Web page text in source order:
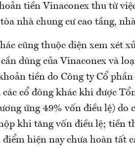
tiền Vinaconex thu từ
nhà chung cư cao tầng,
cũng thuộc diện xem xét
dùng của Vinaconex và
tiền do Công ty Cổ
cổ đông khác khi được
ứng 49% vốn điều lệ) do
khi tăng vốn điều lệ; tiền
hiện nay chưa hoàn tất